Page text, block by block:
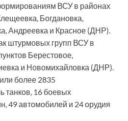
ВСУ в районах
Богдановка,
Андреевка и Красное (ДНР).
штурмовых групп ВСУ в
Берестовое,
и Новомихайловка (ДНР).
более 2835
танков, 16 боевых
49 автомобилей и 24 орудия